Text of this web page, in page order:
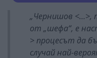
„Чернишов <…>,
от „шефа“, е
> процесът да
случай най-